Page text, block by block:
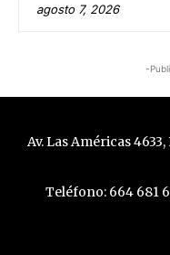
agosto 7, 2026
-
Av. Las Américas 4633,
Teléfono: 664 681